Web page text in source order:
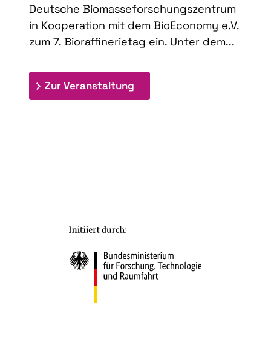
Deutsche Biomasseforschungszentrum
in Kooperation mit dem BioEconomy e.V.
zum 7. Bioraffinerietag ein. Unter dem...
Zur Veranstaltung